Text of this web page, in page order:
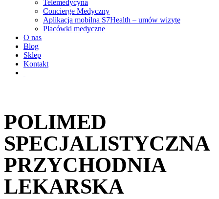
Telemedycyna
Concierge Medyczny
Aplikacja mobilna S7Health – umów wizytę
Placówki medyczne
O nas
Blog
Sklep
Kontakt
POLIMED
SPECJALISTYCZNA
PRZYCHODNIA
LEKARSKA